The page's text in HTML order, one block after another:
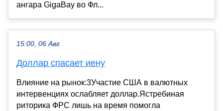
ангара GigaBay во Фл...
15:00, 06 Авг
Доллар спасает иену
Влияние на рынок:3Участие США в валютных
интервенциях ослабляет доллар.Ястребиная
риторика ФРС лишь на время помогла